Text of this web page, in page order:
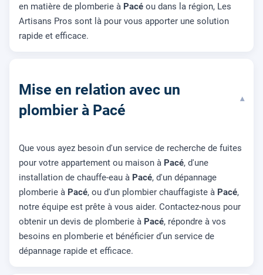
en matière de plomberie à Pacé ou dans la région, Les
Artisans Pros sont là pour vous apporter une solution
rapide et efficace.
Mise en relation avec un
plombier à Pacé
▾
Que vous ayez besoin d'un service de recherche de fuites
pour votre appartement ou maison à Pacé, d'une
installation de chauffe-eau à Pacé, d'un dépannage
plomberie à Pacé, ou d'un plombier chauffagiste à Pacé,
notre équipe est prête à vous aider. Contactez-nous pour
obtenir un devis de plomberie à Pacé, répondre à vos
besoins en plomberie et bénéficier d’un service de
dépannage rapide et efficace.